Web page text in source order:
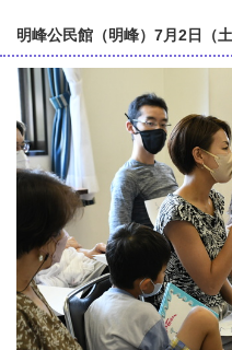
明峰公民館（明峰）7月2日（